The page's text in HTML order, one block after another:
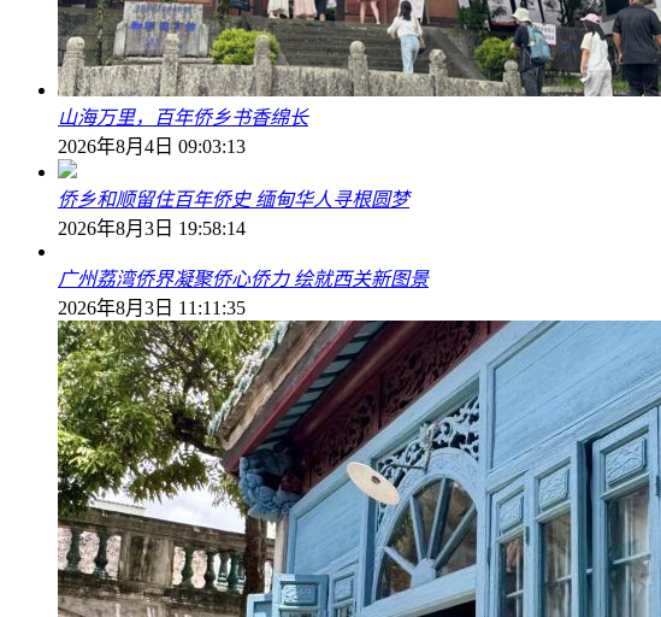
山海万里，百年侨乡书香绵长
2026年8月4日 09:03:13
侨乡和顺留住百年侨史 缅甸华人寻根圆梦
2026年8月3日 19:58:14
广州荔湾侨界凝聚侨心侨力 绘就西关新图景
2026年8月3日 11:11:35